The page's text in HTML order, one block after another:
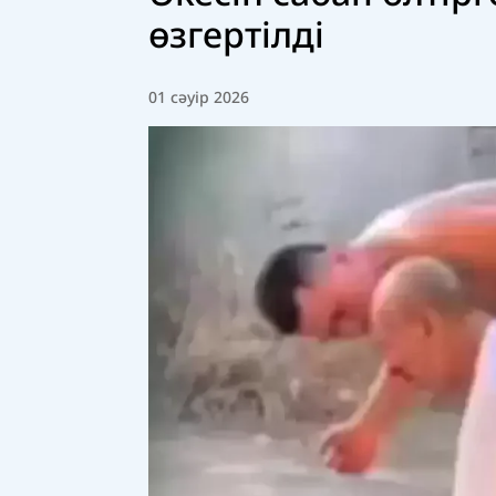
өзгертілді
01 сәуір 2026